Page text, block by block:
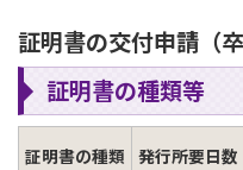
証明書の交付申請（卒
証明書の種類等
証明書の種類 発行所要日数